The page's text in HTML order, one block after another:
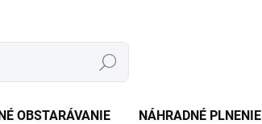
Hľadať
OBSTARÁVANIE NÁHRADNÉ PLNENIE